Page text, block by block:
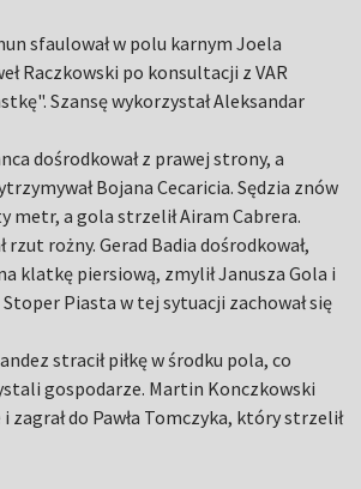
sfaulował w polu karnym Joela
Raczkowski po konsultacji z VAR
Szansę wykorzystał Aleksandar
dośrodkował z prawej strony, a
Bojana Cecaricia. Sędzia znów
metr, a gola strzelił Airam Cabrera.
rzut rożny. Gerad Badia dośrodkował,
klatkę piersiową, zmylił Janusza Gola i
Stoper Piasta w tej sytuacji zachował się
stracił piłkę w środku pola, co
gospodarze. Martin Konczkowski
zagrał do Pawła Tomczyka, który strzelił